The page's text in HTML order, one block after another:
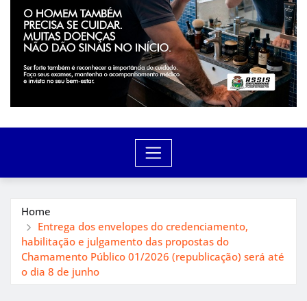
Home
Entrega dos envelopes do credenciamento,
habilitação e julgamento das propostas do
Chamamento Público 01/2026 (republicação) será até
o dia 8 de junho